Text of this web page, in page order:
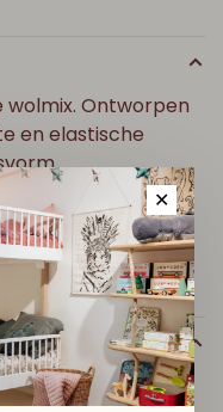
Ontworpen
en elastische
voor elke
voor de
✕